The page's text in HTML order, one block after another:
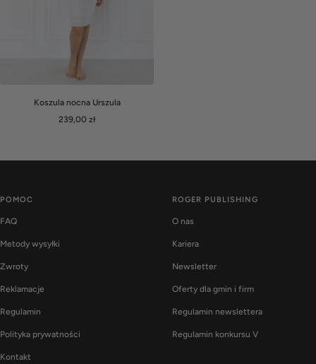
Koszula nocna Urszula
Cena
239,00 zł
POMOC
FAQ
Metody wysyłki
Zwroty
Reklamacje
Regulamin
Polityka prywatności
Kontakt
ROGER PUBLISHING
O nas
Kariera
Newsletter
Oferty dla gmin i firm
Regulamin newslettera
Regulamin konkursu V